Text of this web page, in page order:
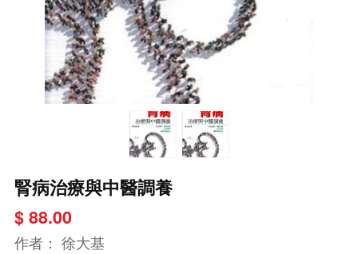
腎病治療與中醫調養
$ 88.00
作者： 徐大基